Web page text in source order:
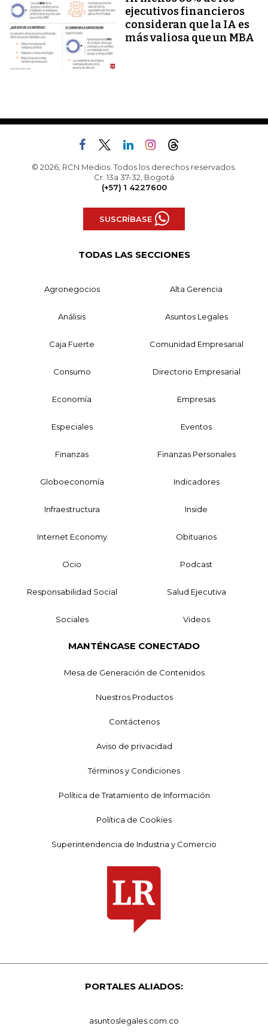
ejecutivos financieros
consideran que la IA es
más valiosa que un MBA
© 2026, RCN Medios. Todos los derechos reservados.
Cr. 13a 37-32, Bogotá
(+57) 1 4227600
SUSCRÍBASE
TODAS LAS SECCIONES
Agronegocios Alta Gerencia
Análisis Asuntos Legales
Caja Fuerte Comunidad Empresarial
Consumo Directorio Empresarial
Economía Empresas
Especiales Eventos
Finanzas Finanzas Personales
Globoeconomía Indicadores
Infraestructura Inside
Internet Economy Obituarios
Ocio Podcast
Responsabilidad Social Salud Ejecutiva
Sociales Videos
MANTÉNGASE CONECTADO
Mesa de Generación de Contenidos
Nuestros Productos
Contáctenos
Aviso de privacidad
Términos y Condiciones
Política de Tratamiento de Información
Política de Cookies
Superintendencia de Industria y Comercio
PORTALES ALIADOS:
asuntoslegales.com.co